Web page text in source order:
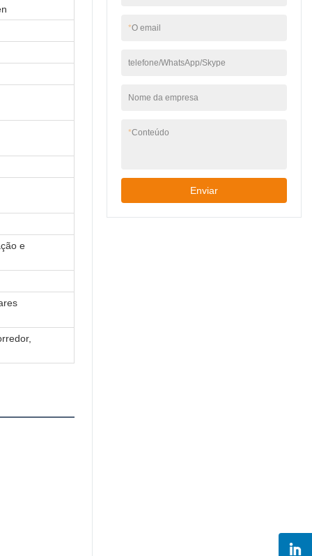
e
*O email
telefone/WhatsApp/Skype
Nome da empresa
*Conteúdo
Enviar